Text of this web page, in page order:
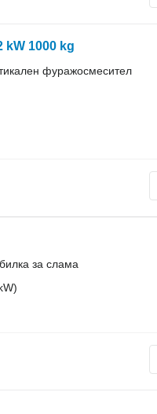
1000 kg
фуражосмесител
за слама